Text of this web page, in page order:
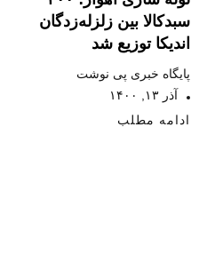
سبدکالا بین زلزله‌زدگان
اندیکا توزیع شد
پایگاه خبری پی نوشت
آذر ۱۳, ۱۴۰۰
ادامه مطلب